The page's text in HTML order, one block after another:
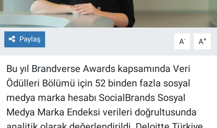
Paylaş A- A+
Bu yıl Brandverse Awards kapsamında Veri
Ödülleri Bölümü için 52 binden fazla sosyal
medya marka hesabı SocialBrands Sosyal
Medya Marka Endeksi verileri doğrultusunda